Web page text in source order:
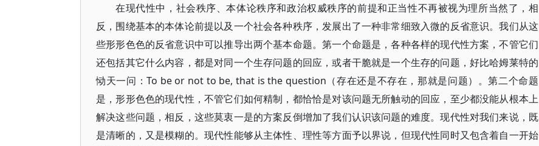
在现代性中，社会秩序、本体论秩序和政治权威秩序的前提和正当性不再被视为理所当然了，相
反，围绕基本的本体论前提以及一个社会各种秩序，发展出了一种非常细致入微的反省意识。我们从这
些形形色色的反省意识中可以推导出两个基本命题。第一个命题是，各种各样的现代性方案，不管它们
还包括其它什么内容，都是对同一个生存问题的回应，或者干脆就是一个生存的问题，好比哈姆莱特的
恸天一问：To be or not to be, that is the question（存在还是不存在，那就是问题）。第二个命题
是，形形色色的现代性，不管它们如何精制，都恰恰是对该问题无所触动的回应，至少都没能从根本上
解决这些问题，相反，这些莫衷一是的方案反倒增加了我们认识该问题的难度。现代性对我们来说，既
是清晰的，又是模糊的。现代性能够从主体性、理性等方面予以界说，但现代性同时又包含着自一开始